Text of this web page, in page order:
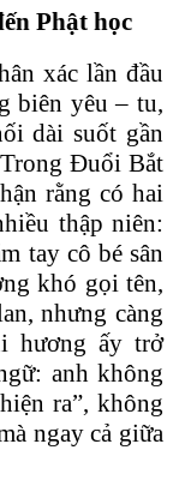
Phật học
xác lần đầu
biên yêu – tu,
dài suốt gần
Đuổi Bắt
rằng có hai
thập niên:
tay cô bé sân
khó gọi tên,
nhưng càng
hương ấy trở
anh không
ra”, không
ngay cả giữa